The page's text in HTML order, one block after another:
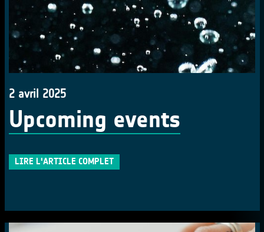
2 avril 2025
Upcoming events
LIRE L'ARTICLE COMPLET